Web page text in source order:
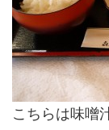
こちらは味噌